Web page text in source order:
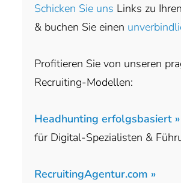
Schicken Sie uns Links zu
& buchen Sie einen
Profitieren Sie von unseren
Recruiting-Modellen:
Headhunting erfolgsbasiert »
für Digital-Spezialisten &
RecruitingAgentur.com »